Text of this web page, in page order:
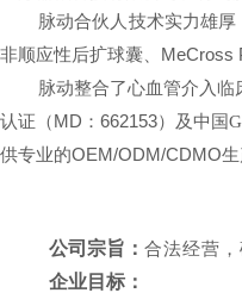
脉动合伙人技术实力雄
非顺应性后扩球囊、 MeCross
脉动整合了心血管介入
认证 （MD：662153）
及中国
供专业的OEM/ODM/CDMO
公司宗旨： 合法经营
企业目标 ：